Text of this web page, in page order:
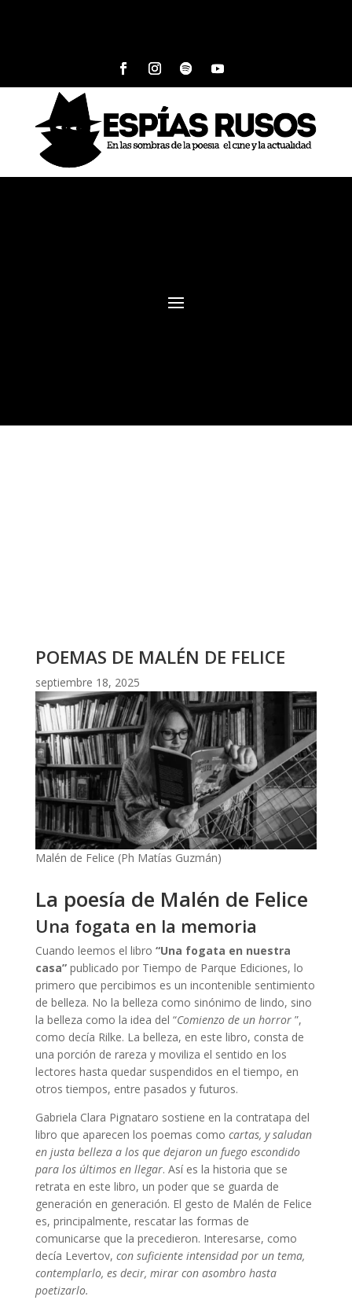
POEMAS DE MALÉN DE FELICE
septiembre 18, 2025
Malén de Felice (Ph Matías Guzmán)
La poesía de Malén de Felice
Una fogata en la memoria
Cuando leemos el libro “Una fogata en nuestra
casa” publicado por Tiempo de Parque Ediciones, lo
primero que percibimos es un incontenible sentimiento
de belleza. No la belleza como sinónimo de lindo, sino
la belleza como la idea del “Comienzo de un horror ”,
como decía Rilke. La belleza, en este libro, consta de
una porción de rareza y moviliza el sentido en los
lectores hasta quedar suspendidos en el tiempo, en
otros tiempos, entre pasados y futuros.
Gabriela Clara Pignataro sostiene en la contratapa del
libro que aparecen los poemas como cartas, y saludan
en justa belleza a los que dejaron un fuego escondido
para los últimos en llegar. Así es la historia que se
retrata en este libro, un poder que se guarda de
generación en generación. El gesto de Malén de Felice
es, principalmente, rescatar las formas de
comunicarse que la precedieron. Interesarse, como
decía Levertov, con suficiente intensidad por un tema,
contemplarlo, es decir, mirar con asombro hasta
poetizarlo.